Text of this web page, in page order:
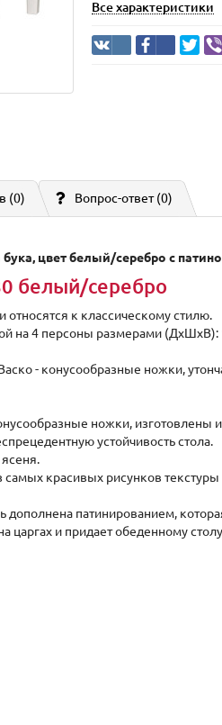
Все характеристики
(0) Вопрос-ответ(0)
цвет белый/серебро с
белый/серебро
к классическому стилю.
на 4 персоны размерами (ДxШхВ):
- конусообразные ножки,
ножки, изготовлены
устойчивость стола.
самых красивых рисунков
патинированием,
и придает обеденному